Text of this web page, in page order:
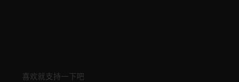
喜欢就支持一下吧